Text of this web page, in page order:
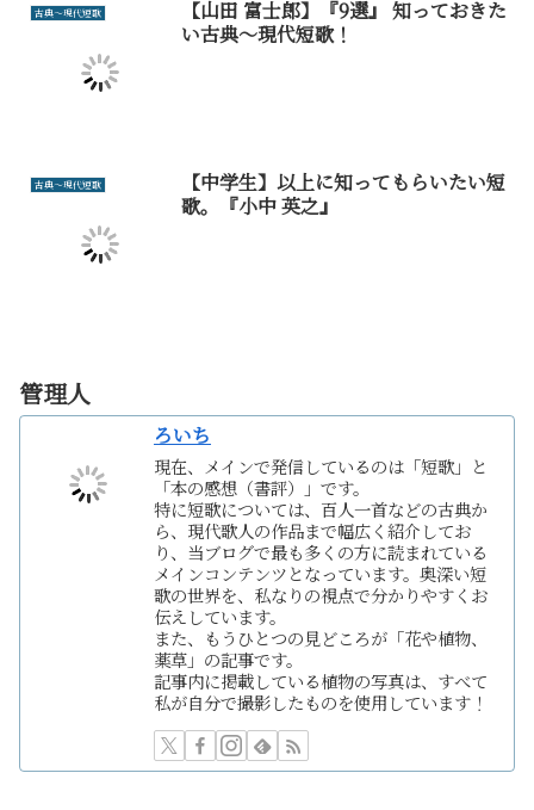
古典～現代短歌
【山田 富士郎】『9選』 知っておきた
い古典～現代短歌！
古典～現代短歌
【中学生】以上に知ってもらいたい短
歌。『小中 英之』
管理人
ろいち
現在、メインで発信しているのは「短歌」と
「本の感想（書評）」です。
特に短歌については、百人一首などの古典か
ら、現代歌人の作品まで幅広く紹介してお
り、当ブログで最も多くの方に読まれている
メインコンテンツとなっています。奥深い短
歌の世界を、私なりの視点で分かりやすくお
伝えしています。
また、もうひとつの見どころが「花や植物、
薬草」の記事です。
記事内に掲載している植物の写真は、すべて
私が自分で撮影したものを使用しています！